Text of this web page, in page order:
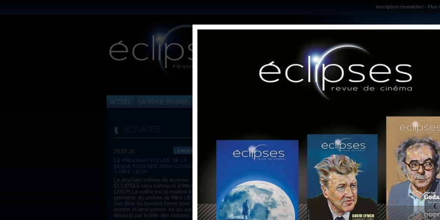
Inscription newsletter- Flux
23.07.26
LE PROCHAIN VOLUME DE LA
REVUE ÉCLIPSES SERA CONSACRÉ
À MIKE LEIGH
Le prochain volume de la revue
ÉCLIPSES sera consacré à Mike
LEIGH.La colère est la matière brute,
première, du cinéma de Mike LEIGH.
Ses films lui donnent forme pour
penser et ainsi panser ce qui aura été
dévasté par la lutte des classes...
Lire la suite
01
COMÉDIE ÉROTIQUE D'UNE NUIT D'ÉTÉ
(Woody Allen, 1982)
LA NATURE COMME
par Valentin Noël le